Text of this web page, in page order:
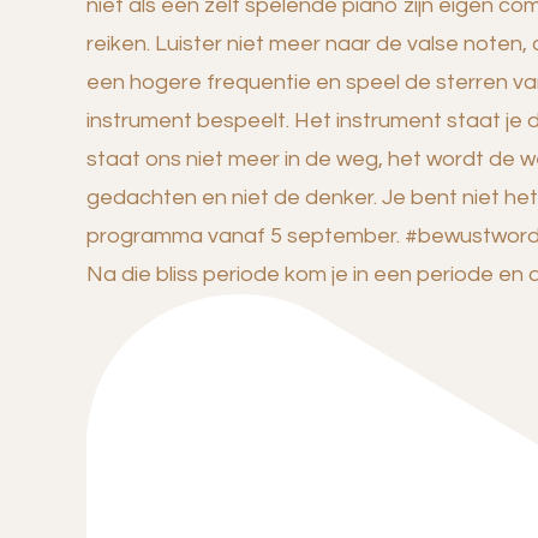
Na die bliss periode kom je in een periode en